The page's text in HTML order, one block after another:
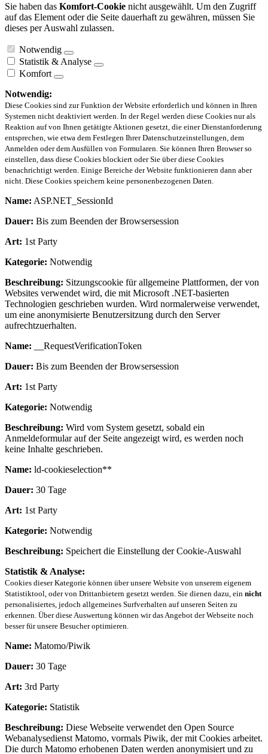
Sie haben das Komfort-Cookie nicht ausgewählt. Um den Zugriff
auf das Element oder die Seite dauerhaft zu gewähren, müssen Sie
dieses per Auswahl zulassen.
Notwendig
Statistik & Analyse
Komfort
Notwendig:
Diese Cookies sind zur Funktion der Website erforderlich und können in Ihren
Systemen nicht deaktiviert werden. In der Regel werden diese Cookies nur als
Reaktion auf von Ihnen getätigte Aktionen gesetzt, die einer Dienstanforderung
entsprechen, wie etwa dem Festlegen Ihrer Datenschutzeinstellungen, dem
Anmelden oder dem Ausfüllen von Formularen. Sie können Ihren Browser so
einstellen, dass diese Cookies blockiert oder Sie über diese Cookies
benachrichtigt werden. Einige Bereiche der Website funktionieren dann aber
nicht. Diese Cookies speichern keine personenbezogenen Daten.
Name: ASP.NET_SessionId
Dauer: Bis zum Beenden der Browsersession
Art: 1st Party
Kategorie: Notwendig
Beschreibung: Sitzungscookie für allgemeine Plattformen, der von
Websites verwendet wird, die mit Microsoft .NET-basierten
Technologien geschrieben wurden. Wird normalerweise verwendet,
um eine anonymisierte Benutzersitzung durch den Server
aufrechtzuerhalten.
Name: __RequestVerificationToken
Dauer: Bis zum Beenden der Browsersession
Art: 1st Party
Kategorie: Notwendig
Beschreibung: Wird vom System gesetzt, sobald ein
Anmeldeformular auf der Seite angezeigt wird, es werden noch
keine Inhalte geschrieben.
Name: ld-cookieselection**
Dauer: 30 Tage
Art: 1st Party
Kategorie: Notwendig
Beschreibung: Speichert die Einstellung der Cookie-Auswahl
Statistik & Analyse:
Cookies dieser Kategorie können über unsere Website von unserem eigenem
Statistiktool, oder von Drittanbietern gesetzt werden. Sie dienen dazu, ein nicht
personalisiertes, jedoch allgemeines Surfverhalten auf unseren Seiten zu
erkennen. Über diese Auswertung können wir das Angebot der Webseite noch
besser für unsere Besucher optimieren.
Name: Matomo/Piwik
Dauer: 30 Tage
Art: 3rd Party
Kategorie: Statistik
Beschreibung: Diese Webseite verwendet den Open Source
Webanalysedienst Matomo, vormals Piwik, der mit Cookies arbeitet.
Die durch Matomo erhobenen Daten werden anonymisiert und zu